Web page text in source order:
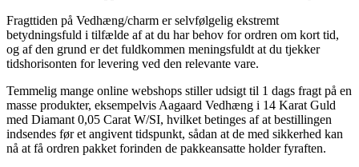
Fragttiden på Vedhæng/charm er selvfølgelig ekstremt
betydningsfuld i tilfælde af at du har behov for ordren om kort tid,
og af den grund er det fuldkommen meningsfuldt at du tjekker
tidshorisonten for levering ved den relevante vare.
Temmelig mange online webshops stiller udsigt til 1 dags fragt på en
masse produkter, eksempelvis Aagaard Vedhæng i 14 Karat Guld
med Diamant 0,05 Carat W/SI, hvilket betinges af at bestillingen
indsendes før et angivent tidspunkt, sådan at de med sikkerhed kan
nå at få ordren pakket forinden de pakkeansatte holder fyraften.